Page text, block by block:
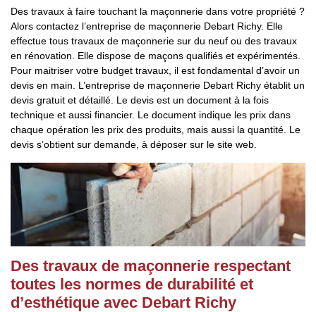
Des travaux à faire touchant la maçonnerie dans votre propriété ?
Alors contactez l’entreprise de maçonnerie Debart Richy. Elle
effectue tous travaux de maçonnerie sur du neuf ou des travaux
en rénovation. Elle dispose de maçons qualifiés et expérimentés.
Pour maitriser votre budget travaux, il est fondamental d’avoir un
devis en main. L’entreprise de maçonnerie Debart Richy établit un
devis gratuit et détaillé. Le devis est un document à la fois
technique et aussi financier. Le document indique les prix dans
chaque opération les prix des produits, mais aussi la quantité. Le
devis s’obtient sur demande, à déposer sur le site web.
Des travaux de maçonnerie respectant
toutes les normes de durabilité et
d’esthétique avec Debart Richy